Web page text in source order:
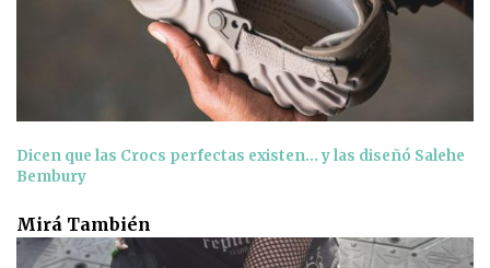
Dicen que las Crocs perfectas existen… y las diseñó Salehe
Bembury
Mirá También